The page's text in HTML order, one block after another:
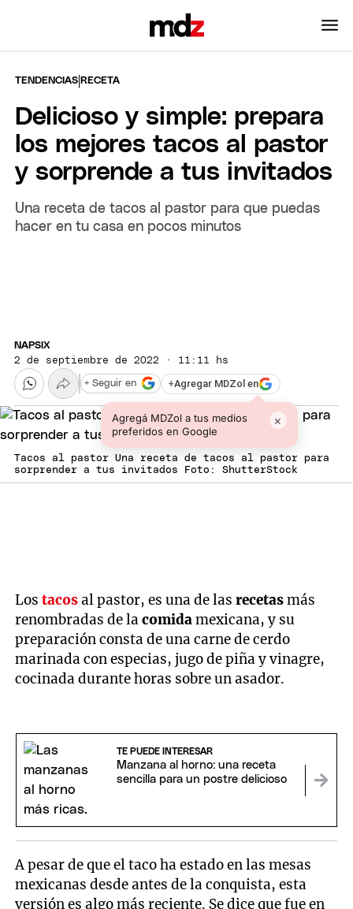
TENDENCIAS |RECETA
Delicioso y simple: prepara
los mejores tacos al pastor
y sorprende a tus invitados
Una receta de tacos al pastor para que puedas
hacer en tu casa en pocos minutos
NAPSIX
2 de septiembre de 2022 · 11:11 hs
+Agregar MDZol en
Agregá MDZol a tus medios
preferidos en Google
×
+ Seguir en
Tacos al pastor Una receta de tacos al pastor para
sorprender a tus invitados Foto: ShutterStock
Lostacosal pastor, es una de lasrecetasmás
renombradas de lacomidamexicana, y su
preparación consta de una carne de cerdo
marinada con especias, jugo de piña y vinagre,
cocinada durante horas sobre un asador.
TE PUEDE INTERESAR
Manzana al horno: una receta
sencilla para un postre delicioso
A pesar de que el taco ha estado en las mesas
mexicanas desde antes de la conquista, esta
versión es algo más reciente. Se dice que fue en